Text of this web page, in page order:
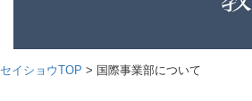
セイショウTOP > 国際事業部について